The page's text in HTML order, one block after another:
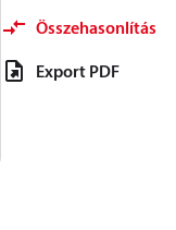
Összehasonlítás
Export PDF